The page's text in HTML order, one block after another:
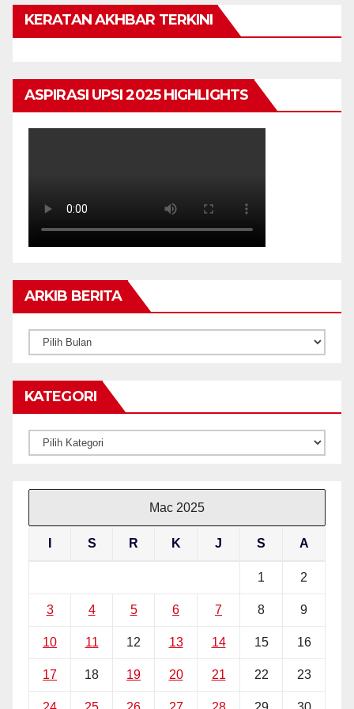
KERATAN AKHBAR TERKINI
ASPIRASI UPSI 2025 HIGHLIGHTS
ARKIB BERITA
ARKIB
KATEGORI
Kategori
Mac 2025
S R K J S A
1 2
3 4 5 6 7 8 9
10 11 12 13 14 15 16
17 18 19 20 21 22 23